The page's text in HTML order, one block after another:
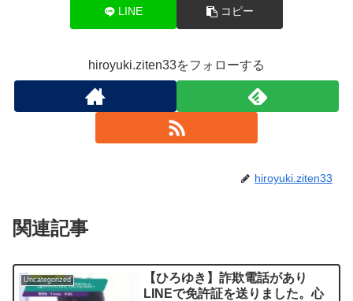
LINE コピー
hiroyuki.ziten33をフォローする
hiroyuki.ziten33
関連記事
Uncategorized
【ひろゆき】詐欺電話があり
LINEで免許証を送りました。心